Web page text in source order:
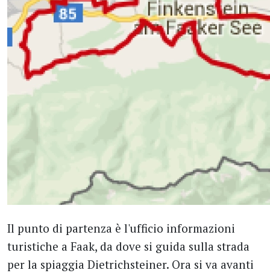
Il punto di partenza è l'ufficio informazioni
turistiche a Faak, da dove si guida sulla strada
per la spiaggia Dietrichsteiner. Ora si va avanti